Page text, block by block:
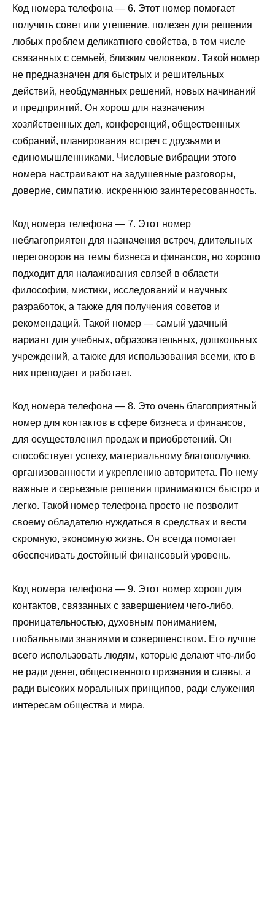
Код номера телефона — 6. Этот номер помогает
получить совет или утешение, полезен для решения
любых проблем деликатного свойства, в том числе
связанных с семьей, близким человеком. Такой номер
не предназначен для быстрых и решительных
действий, необдуманных решений, новых начинаний
и предприятий. Он хорош для назначения
хозяйственных дел, конференций, общественных
собраний, планирования встреч с друзьями и
единомышленниками. Числовые вибрации этого
номера настраивают на задушевные разговоры,
доверие, симпатию, искреннюю заинтересованность.
Код номера телефона — 7. Этот номер
неблагоприятен для назначения встреч, длительных
переговоров на темы бизнеса и финансов, но хорошо
подходит для налаживания связей в области
философии, мистики, исследований и научных
разработок, а также для получения советов и
рекомендаций. Такой номер — самый удачный
вариант для учебных, образовательных, дошкольных
учреждений, а также для использования всеми, кто в
них преподает и работает.
Код номера телефона — 8. Это очень благоприятный
номер для контактов в сфере бизнеса и финансов,
для осуществления продаж и приобретений. Он
способствует успеху, материальному благополучию,
организованности и укреплению авторитета. По нему
важные и серьезные решения принимаются быстро и
легко. Такой номер телефона просто не позволит
своему обладателю нуждаться в средствах и вести
скромную, экономную жизнь. Он всегда помогает
обеспечивать достойный финансовый уровень.
Код номера телефона — 9. Этот номер хорош для
контактов, связанных с завершением чего-либо,
проницательностью, духовным пониманием,
глобальными знаниями и совершенством. Его лучше
всего использовать людям, которые делают что-либо
не ради денег, общественного признания и славы, а
ради высоких моральных принципов, ради служения
интересам общества и мира.